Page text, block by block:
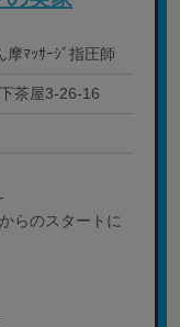
ﾏｯｻｰｼﾞ指圧師
茶屋3-26-16
らのスタートに